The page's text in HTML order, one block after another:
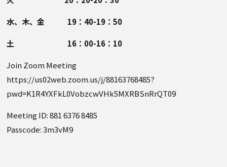
水、木、金 19：40-19：50
土 16：00-16：10
Join Zoom Meeting
https://us02web.zoom.us/j/88163768485?
pwd=K1R4YXFkL0VobzcwVHk5MXRBSnRrQT09
Meeting ID: 881 6376 8485
Passcode: 3m3vM9